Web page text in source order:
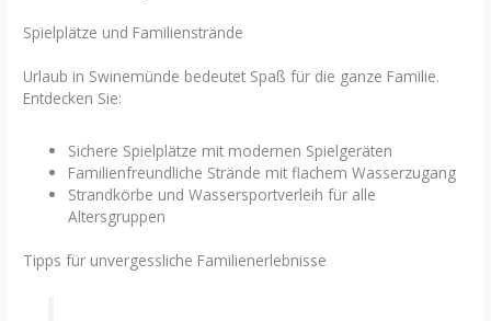
Spielplätze und Familienstrände
Urlaub in Swinemünde bedeutet Spaß für die ganze Familie.
Entdecken Sie:
Sichere Spielplätze mit modernen Spielgeräten
Familienfreundliche Strände mit flachem Wasserzugang
Strandkörbe und Wassersportverleih für alle
Altersgruppen
Tipps für unvergessliche Familienerlebnisse